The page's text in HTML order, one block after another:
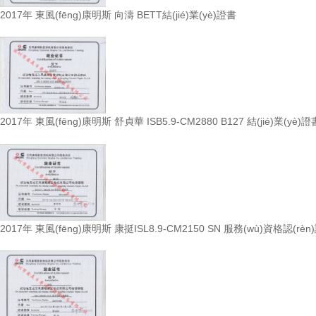
2017年 東風(fēng)康明斯 向濤 BETT結(jié)業(yè)證書
2017年 東風(fēng)康明斯 舒貞華 ISB5.9-CM2880 B127 結(jié)業(yè)證
2017年 東風(fēng)康明斯 康挺ISL8.9-CM2150 SN 服務(wù)資格認